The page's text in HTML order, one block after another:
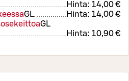
Hinta: 14,00 €
GL Hinta: 14,00 €
GL
Hinta: 10,90 €